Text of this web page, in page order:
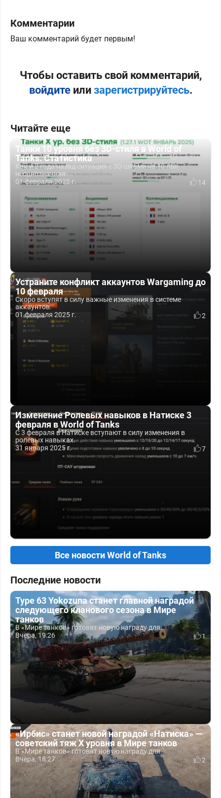
Комментарии
Ваш комментарий будет первым!
Чтобы оставить свой комментарий,
войдитеили зарегистрируйтесь.
Читайте еще
Танки 10 уровня без 3D-стиля в World of
Tanks. Статистика
Как и 2 года назад ситуация с 3D-шками на 10 лвл
неоднозначная....
01 февраля 2025 г.
14
Устраните конфликт аккаунтов Wargaming до
10 февраля
Скоро вступят в силу важные изменения в системе
аккаунтов.
01 февраля 2025 г.
2
Изменение Ролевых навыков в Натиске 3
февраля в World of Tanks
С 3 февраля в Натиске вступают в силу изменения в
ролевых навыках.
31 января 2025 г.
7
Все новости World of Tanks
Последние новости
Type 63 Yokozuna станет главной наградой
следующего кланового сезона в Мире
танков
В «Мире танков» готовят новую награду для...
Вчера, 19:26
1
«Ирбис» станет новой наградой «Натиска» —
советский тяж X уровня в Мире танков
В «Мире танков» готовят новую награду для...
Вчера, 18:27
2